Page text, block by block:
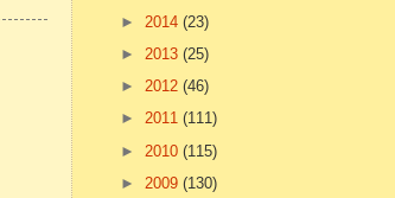
► 2014 (23)
► 2013 (25)
► 2012 (46)
► 2011 (111)
► 2010 (115)
► 2009 (130)